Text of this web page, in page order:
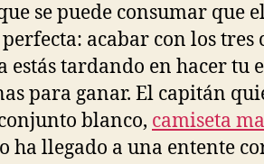
se puede consumar que
acabar con los tres
estás tardando en hacer tu
para ganar. El capitán
blanco, camiseta
ha llegado a una entente